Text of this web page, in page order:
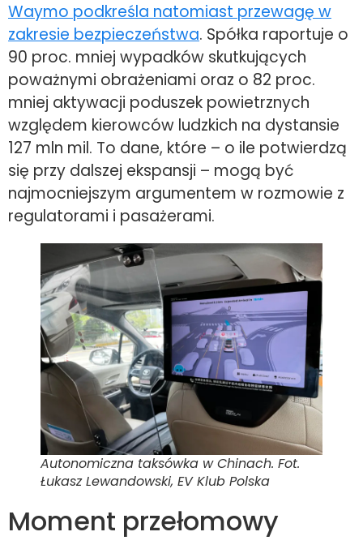
Waymo podkreśla natomiast przewagę w
zakresie bezpieczeństwa. Spółka raportuje o
90 proc. mniej wypadków skutkujących
poważnymi obrażeniami oraz o 82 proc.
mniej aktywacji poduszek powietrznych
względem kierowców ludzkich na dystansie
127 mln mil. To dane, które – o ile potwierdzą
się przy dalszej ekspansji – mogą być
najmocniejszym argumentem w rozmowie z
regulatorami i pasażerami.
Autonomiczna taksówka w Chinach. Fot.
Łukasz Lewandowski, EV Klub Polska
Moment przełomowy